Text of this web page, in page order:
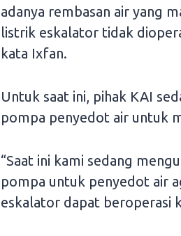
adanya rembasan air yang
listrik eskalator tidak
kata Ixfan.
Untuk saat ini, pihak KAI
pompa penyedot air untuk
“Saat ini kami sedang
pompa untuk penyedot air
eskalator dapat beroperasi